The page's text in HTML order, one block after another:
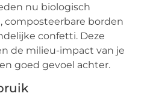
nu biologisch
composteerbare borden
confetti. Deze
de milieu-impact van je
goed gevoel achter.